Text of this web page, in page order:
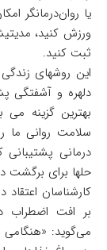
یا روان‌درمانگر
ورزش کنید،
ثبت کنید.
این روشهای
دلهره و آشفتگی
بهترین گزینه می
سلامت روانی ما
درمانی پشتیبانی
حلها برای
کارشناسان اعتقاد
بر افت اضطراب
می‌گوید: